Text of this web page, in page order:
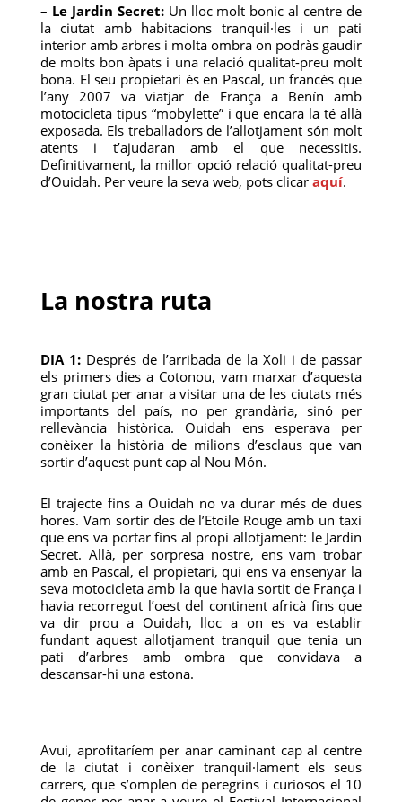
– Le Jardin Secret:Un lloc molt bonic al centre de
la ciutat amb habitacions tranquil·les i un pati
interior amb arbres i molta ombra on podràs gaudir
de molts bon àpats i una relació qualitat-preu molt
bona. El seu propietari és en Pascal, un francès que
l’any 2007 va viatjar de França a Benín amb
motocicleta tipus “mobylette” i que encara la té allà
exposada. Els treballadors de l’allotjament són molt
atents i t’ajudaran amb el que necessitis.
Definitivament, la millor opció relació qualitat-preu
d’Ouidah. Per veure la seva web, pots clicar aquí.
La nostra ruta
DIA 1:Després de l’arribada de la Xoli i de passar
els primers dies a Cotonou, vam marxar d’aquesta
gran ciutat per anar a visitar una de les ciutats més
importants del país, no per grandària, sinó per
rellevància històrica. Ouidah ens esperava per
conèixer la història de milions d’esclaus que van
sortir d’aquest punt cap al Nou Món.
El trajecte fins a Ouidah no va durar més de dues
hores. Vam sortir des de l’Etoile Rouge amb un taxi
que ens va portar fins al propi allotjament: le Jardin
Secret. Allà, per sorpresa nostre, ens vam trobar
amb en Pascal, el propietari, qui ens va ensenyar la
seva motocicleta amb la que havia sortit de França i
havia recorregut l’oest del continent africà fins que
va dir prou a Ouidah, lloc a on es va establir
fundant aquest allotjament tranquil que tenia un
pati d’arbres amb ombra que convidava a
descansar-hi una estona.
Avui, aprofitaríem per anar caminant cap al centre
de la ciutat i conèixer tranquil·lament els seus
carrers, que s’omplen de peregrins i curiosos el 10